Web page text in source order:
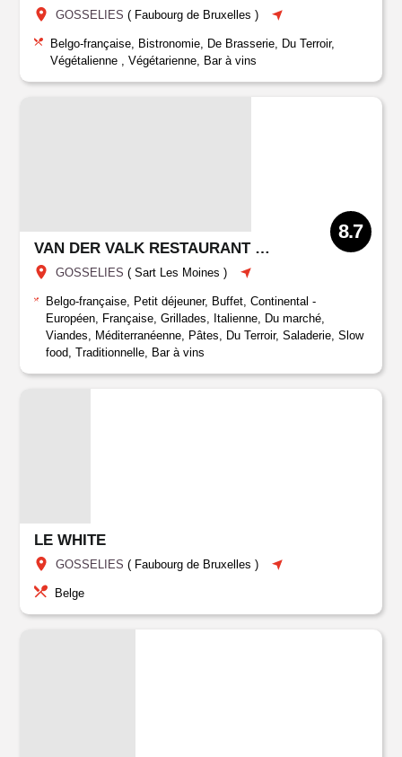
GOSSELIES ( Faubourg de Bruxelles )
Belgo-française, Bistronomie, De Brasserie, Du Terroir,
Végétalienne , Végétarienne, Bar à vins
VAN DER VALK RESTAURANT CHARLEROI
GOSSELIES (Sart Les Moines )
8.7
Belgo-française, Petit déjeuner, Buffet, Continental -
Européen, Française, Grillades, Italienne, Du marché,
Viandes, Méditerranéenne, Pâtes, Du Terroir, Saladerie, Slow
food, Traditionnelle, Bar à vins
LE WHITE
GOSSELIES ( Faubourg de Bruxelles )
Belge